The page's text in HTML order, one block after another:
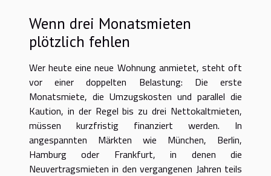
Wenn drei Monatsmieten
plötzlich fehlen
Wer heute eine neue Wohnung anmietet, steht oft
vor einer doppelten Belastung: Die erste
Monatsmiete, die Umzugskosten und parallel die
Kaution, in der Regel bis zu drei Nettokaltmieten,
müssen kurzfristig finanziert werden. In
angespannten Märkten wie München, Berlin,
Hamburg oder Frankfurt, in denen die
Neuvertragsmieten in den vergangenen Jahren teils